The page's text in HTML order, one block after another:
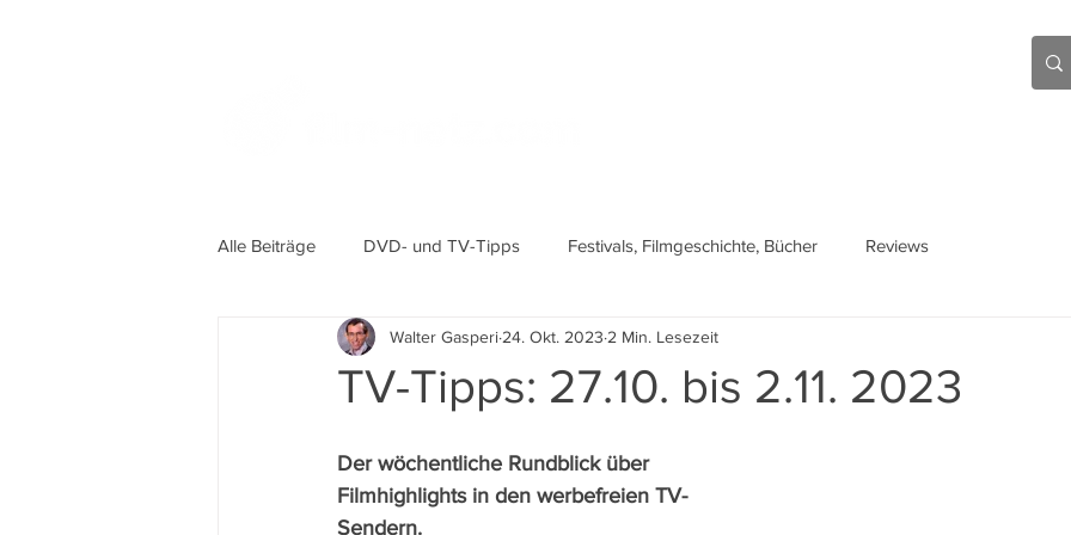
Alle Beiträge DVD- und TV-Tipps Festivals, Filmgeschichte, Bücher Reviews
TV-Tipps: 27.10. bis 2.11. 2023
Walter Gasperi 24. Okt. 2023 2 Min. Lesezeit
Der wöchentliche Rundblick über
Filmhighlights in den werbefreien TV-
Sendern.